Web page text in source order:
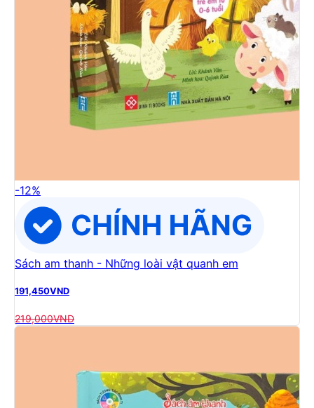
-12%
Sách am thanh - Những loài vật quanh em
191,450VND
219,000VND